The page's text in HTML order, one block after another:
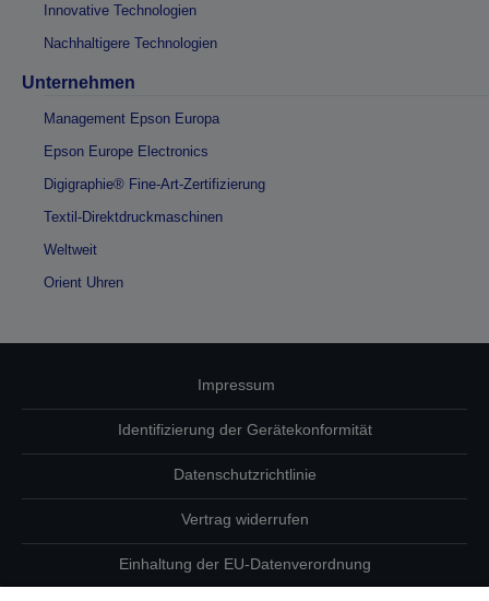
Innovative Technologien
Nachhaltigere Technologien
Unternehmen
Management Epson Europa
Epson Europe Electronics
Digigraphie® Fine-Art-Zertifizierung
Textil-Direktdruckmaschinen
Weltweit
Orient Uhren
Impressum
Identifizierung der Gerätekonformität
Datenschutzrichtlinie
Vertrag widerrufen
Einhaltung der EU-Datenverordnung